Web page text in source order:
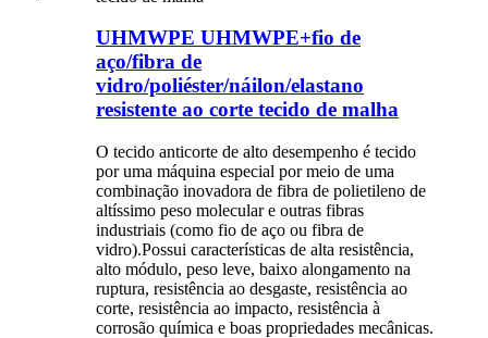
UHMWPE UHMWPE+fio de
aço/fibra de
vidro/poliéster/náilon/elastano
resistente ao corte tecido de malha
O tecido anticorte de alto desempenho é tecido
por uma máquina especial por meio de uma
combinação inovadora de fibra de polietileno de
altíssimo peso molecular e outras fibras
industriais (como fio de aço ou fibra de
vidro).Possui características de alta resistência,
alto módulo, peso leve, baixo alongamento na
ruptura, resistência ao desgaste, resistência ao
corte, resistência ao impacto, resistência à
corrosão química e boas propriedades mecânicas.